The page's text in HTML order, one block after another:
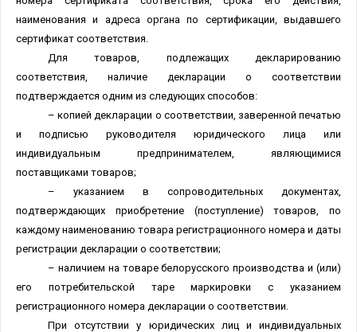
наименования и адреса органа по сертификации, выдавшего
сертификат соответствия.
Для товаров, подлежащих декларированию
соответствия, наличие декларации о соответствии
подтверждается одним из следующих способов:
– копией декларации о соответствии, заверенной печатью
и подписью руководителя юридического лица или
индивидуальным предпринимателем, являющимися
поставщиками товаров;
– указанием в сопроводительных документах,
подтверждающих приобретение (поступление) товаров, по
каждому наименованию товара регистрационного номера и даты
регистрации декларации о соответствии;
– наличием на товаре белорусского производства и (или)
его потребительской таре маркировки с указанием
регистрационного номера декларации о соответствии.
При отсутствии у юридических лиц и индивидуальных